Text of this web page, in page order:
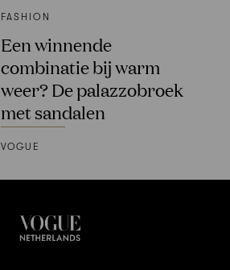
FASHION
Een winnende
combinatie bij warm
weer? De palazzobroek
met sandalen
VOGUE